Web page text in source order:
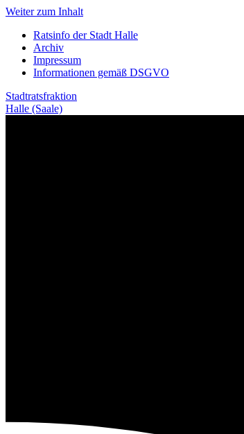
Weiter zum Inhalt
Ratsinfo der Stadt Halle
Archiv
Impressum
Informationen gemäß DSGVO
Stadtratsfraktion
Halle (Saale)